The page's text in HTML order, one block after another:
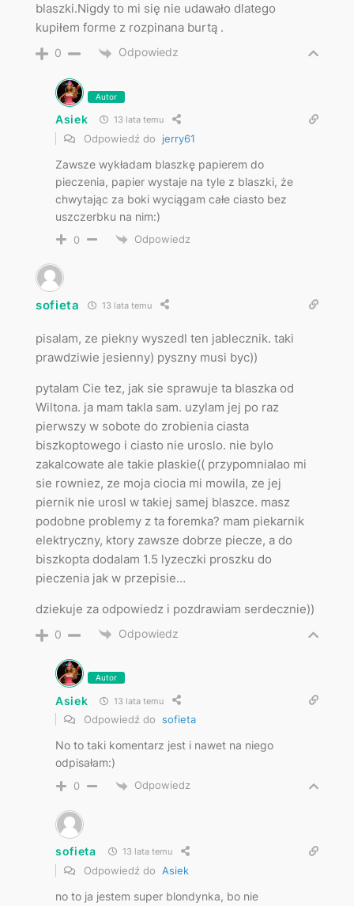
blaszki.Nigdy to mi się nie udawało dlatego
kupiłem forme z rozpinana burtą .
0 Odpowiedz
Autor
Asiek 13 lata temu
Odpowiedź do jerry61
Zawsze wykładam blaszkę papierem do
pieczenia, papier wystaje na tyle z blaszki, że
chwytając za boki wyciągam całe ciasto bez
uszczerbku na nim:)
0 Odpowiedz
sofieta 13 lata temu
pisalam, ze piekny wyszedl ten jablecznik. taki
prawdziwie jesienny) pyszny musi byc))
pytalam Cie tez, jak sie sprawuje ta blaszka od
Wiltona. ja mam takla sam. uzylam jej po raz
pierwszy w sobote do zrobienia ciasta
biszkoptowego i ciasto nie uroslo. nie bylo
zakalcowate ale takie plaskie(( przypomnialao mi
sie rowniez, ze moja ciocia mi mowila, ze jej
piernik nie urosl w takiej samej blaszce. masz
podobne problemy z ta foremka? mam piekarnik
elektryczny, ktory zawsze dobrze piecze, a do
biszkopta dodalam 1.5 lyzeczki proszku do
pieczenia jak w przepisie…
dziekuje za odpowiedz i pozdrawiam serdecznie))
0 Odpowiedz
Autor
Asiek 13 lata temu
Odpowiedź do sofieta
No to taki komentarz jest i nawet na niego
odpisałam:)
0 Odpowiedz
sofieta 13 lata temu
Odpowiedź do Asiek
no to ja jestem super blondynka, bo nie